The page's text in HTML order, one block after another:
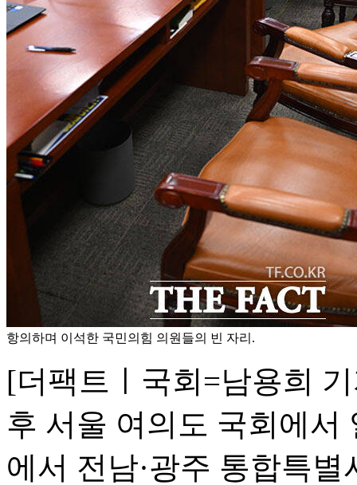
항의하며 이석한 국민의힘 의원들의 빈 자리.
[더팩트ㅣ국회=남용희
후 서울 여의도 국회에서
에서 전남·광주 통합특